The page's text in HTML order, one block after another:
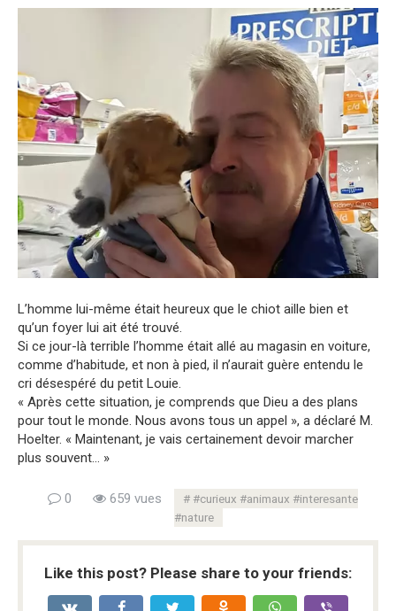
L’homme lui-même était heureux que le chiot aille bien et
qu’un foyer lui ait été trouvé.
Si ce jour-là terrible l’homme était allé au magasin en voiture,
comme d’habitude, et non à pied, il n’aurait guère entendu le
cri désespéré du petit Louie.
« Après cette situation, je comprends que Dieu a des plans
pour tout le monde. Nous avons tous un appel », a déclaré M.
Hoelter. « Maintenant, je vais certainement devoir marcher
plus souvent… »
0 659 vues
#curieux #animaux #interesante
#nature
Like this post? Please share to your friends: